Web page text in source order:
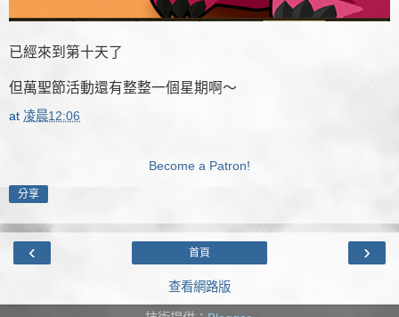
已經來到第十天了
但萬聖節活動還有整整一個星期啊～
at 凌晨12:06
Become a Patron!
分享
‹ ›
首頁
查看網路版